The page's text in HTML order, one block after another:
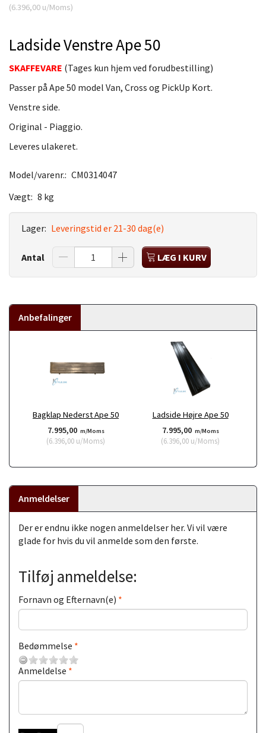
(6.396,00 u/Moms)
Ladside Venstre Ape 50
SKAFFEVARE (Tages kun hjem ved forudbestilling)
Passer på Ape 50 model Van, Cross og PickUp Kort.
Venstre side.
Original - Piaggio.
Leveres ulakeret.
Model/varenr.: CM0314047
Vægt: 8 kg
Lager: Leveringstid er 21-30 dag(e)
Antal LÆG I KURV
Anbefalinger
Bagklap Nederst Ape 50
7.995,00 m/Moms
(6.396,00 u/Moms)
Ladside Højre Ape 50
7.995,00 m/Moms
(6.396,00 u/Moms)
Anmeldelser
Der er endnu ikke nogen anmeldelser her. Vi vil være
glade for hvis du vil anmelde som den første.
Tilføj anmeldelse:
Fornavn og Efternavn(e)
Bedømmelse
Anmeldelse